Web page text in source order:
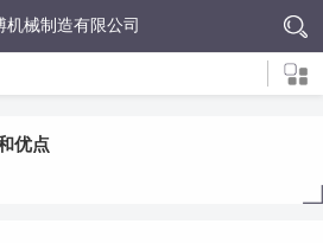
机械制造有限公司
优点